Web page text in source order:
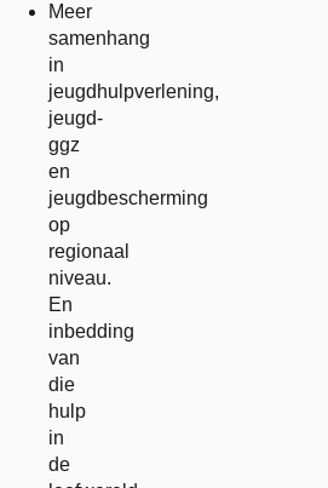
Meer
samenhang
in
jeugdhulpverlening,
jeugd-
ggz
en
jeugdbescherming
op
regionaal
niveau.
En
inbedding
van
die
hulp
in
de